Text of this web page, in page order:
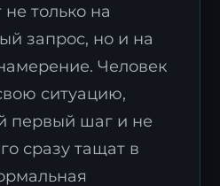
не только на
запрос, но и на
Человек
ситуацию,
первый шаг и не
сразу тащат в